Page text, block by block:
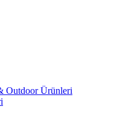
Outdoor Ürünleri